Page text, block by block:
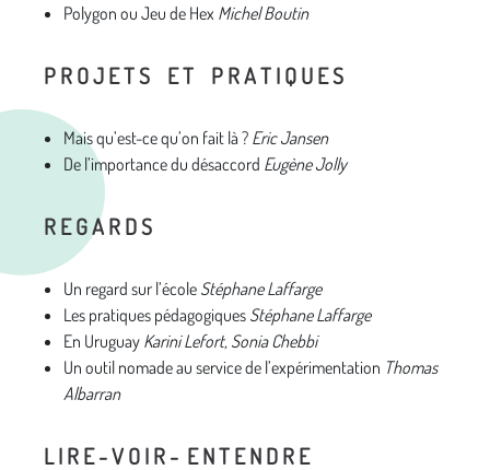
Polygon ou Jeu de Hex Michel Boutin
P R O J E T S E T P R A T I Q U E S
Mais qu’est-ce qu’on fait là ? Eric Jansen
De l’importance du désaccord Eugène Jolly
R E G A R D S
Un regard sur l’école Stéphane Laffarge
Les pratiques pédagogiques Stéphane Laffarge
En Uruguay Karini Lefort, Sonia Chebbi
Un outil nomade au service de l’expérimentation Thomas
Albarran
L I R E - V O I R - E N T E N D R E